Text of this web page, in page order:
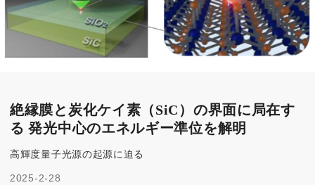
絶縁膜と炭化ケイ素（SiC）の界面に局在す
る 発光中心のエネルギー準位を解明
高輝度量子光源の起源に迫る
2025-2-28